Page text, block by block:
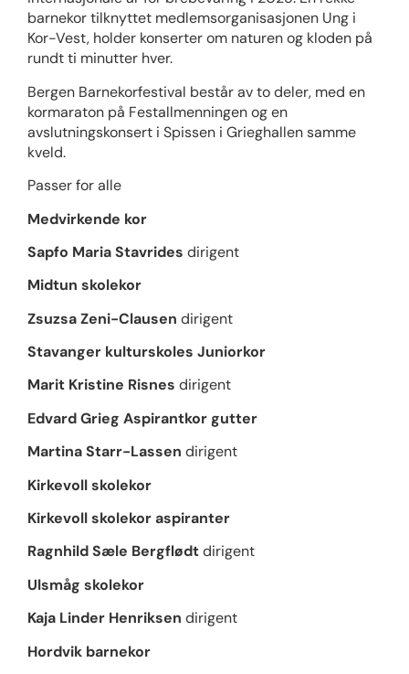
barnekor tilknyttet medlemsorganisasjonen Ung i
Kor-Vest, holder konserter om naturen og kloden på
rundt ti minutter hver.
Bergen Barnekorfestival består av to deler, med en
kormaraton på Festallmenningen og en
avslutningskonsert i Spissen i Grieghallen samme
kveld.
Passer for alle
Medvirkende kor
Sapfo Maria Stavrides dirigent
Midtun skolekor
Zsuzsa Zeni-Clausen dirigent
Stavanger kulturskoles Juniorkor
Marit Kristine Risnes dirigent
Edvard Grieg Aspirantkor gutter
Martina Starr-Lassen dirigent
Kirkevoll skolekor
Kirkevoll skolekor aspiranter
Ragnhild Sæle Bergflødtdirigent
Ulsmåg skolekor
Kaja Linder Henriksen dirigent
Hordvik barnekor